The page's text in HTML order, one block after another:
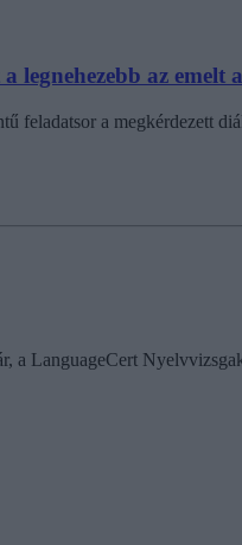
legnehezebb az emelt
feladatsor a megkérdezett
a LanguageCert